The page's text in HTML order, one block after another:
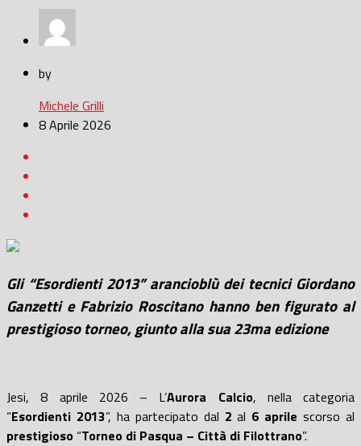
by
Michele Grilli
8 Aprile 2026
Gli “Esordienti 2013” arancioblù dei tecnici Giordano
Ganzetti e Fabrizio Roscitano hanno ben figurato al
prestigioso torneo, giunto alla sua 23ma edizione
Jesi, 8 aprile 2026 – L’Aurora Calcio, nella categoria
“Esordienti 2013”, ha partecipato dal 2al 6 aprile scorso al
prestigioso “Torneo di Pasqua – Città di Filottrano”.